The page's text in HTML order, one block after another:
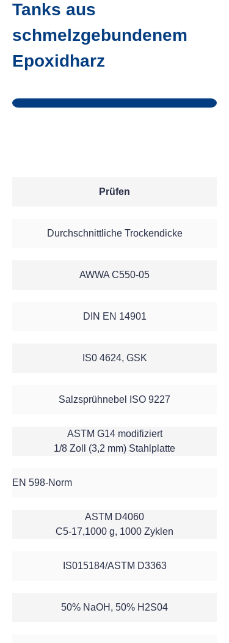
Prüfen
Durchschnittliche Trockendicke
AWWA C550-05
DIN EN 14901
IS0 4624, GSK
Salzsprühnebel ISO 9227
ASTM G14 modifiziert
1/8 Zoll (3,2 mm) Stahlplatte
EN 598-Norm
ASTM D4060
C5-17,1000 g, 1000 Zyklen
IS015184/ASTM D3363
50% NaOH, 50% H2S04
Innenbeschichtung -
Resicoat® R4-ES
Tanks aus
schmelzgebundenem
Epoxidharz